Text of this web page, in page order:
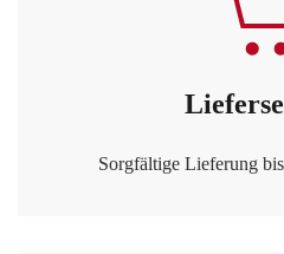
Sorgfältige Lieferung